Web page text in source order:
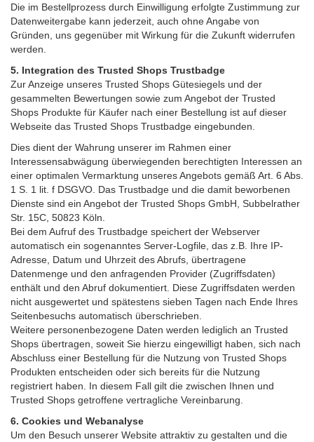
Die im Bestellprozess durch Einwilligung erfolgte Zustimmung zur
Datenweitergabe kann jederzeit, auch ohne Angabe von
Gründen, uns gegenüber mit Wirkung für die Zukunft widerrufen
werden.
5. Integration des Trusted Shops Trustbadge
Zur Anzeige unseres Trusted Shops Gütesiegels und der
gesammelten Bewertungen sowie zum Angebot der Trusted
Shops Produkte für Käufer nach einer Bestellung ist auf dieser
Webseite das Trusted Shops Trustbadge eingebunden.
Dies dient der Wahrung unserer im Rahmen einer
Interessensabwägung überwiegenden berechtigten Interessen an
einer optimalen Vermarktung unseres Angebots gemäß Art. 6 Abs.
1 S. 1 lit. f DSGVO. Das Trustbadge und die damit beworbenen
Dienste sind ein Angebot der Trusted Shops GmbH, Subbelrather
Str. 15C, 50823 Köln.
Bei dem Aufruf des Trustbadge speichert der Webserver
automatisch ein sogenanntes Server-Logfile, das z.B. Ihre IP-
Adresse, Datum und Uhrzeit des Abrufs, übertragene
Datenmenge und den anfragenden Provider (Zugriffsdaten)
enthält und den Abruf dokumentiert. Diese Zugriffsdaten werden
nicht ausgewertet und spätestens sieben Tagen nach Ende Ihres
Seitenbesuchs automatisch überschrieben.
Weitere personenbezogene Daten werden lediglich an Trusted
Shops übertragen, soweit Sie hierzu eingewilligt haben, sich nach
Abschluss einer Bestellung für die Nutzung von Trusted Shops
Produkten entscheiden oder sich bereits für die Nutzung
registriert haben. In diesem Fall gilt die zwischen Ihnen und
Trusted Shops getroffene vertragliche Vereinbarung.
6. Cookies und Webanalyse
Um den Besuch unserer Website attraktiv zu gestalten und die